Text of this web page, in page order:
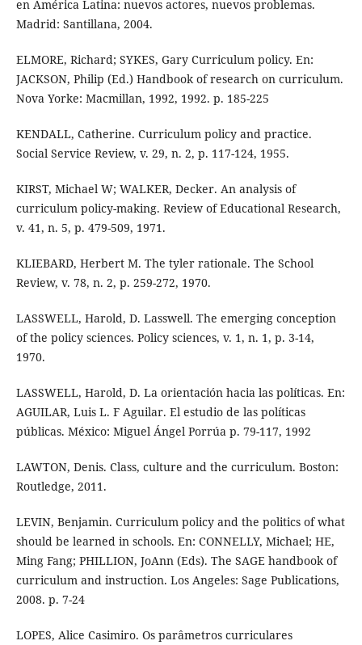
en América Latina: nuevos actores, nuevos problemas.
Madrid: Santillana, 2004.
ELMORE, Richard; SYKES, Gary Curriculum policy. En:
JACKSON, Philip (Ed.) Handbook of research on curriculum.
Nova Yorke: Macmillan, 1992, 1992. p. 185-225
KENDALL, Catherine. Curriculum policy and practice.
Social Service Review, v. 29, n. 2, p. 117-124, 1955.
KIRST, Michael W; WALKER, Decker. An analysis of
curriculum policy-making. Review of Educational Research,
v. 41, n. 5, p. 479-509, 1971.
KLIEBARD, Herbert M. The tyler rationale. The School
Review, v. 78, n. 2, p. 259-272, 1970.
LASSWELL, Harold, D. Lasswell. The emerging conception
of the policy sciences. Policy sciences, v. 1, n. 1, p. 3-14,
1970.
LASSWELL, Harold, D. La orientación hacia las políticas. En:
AGUILAR, Luis L. F Aguilar. El estudio de las políticas
públicas. México: Miguel Ángel Porrúa p. 79-117, 1992
LAWTON, Denis. Class, culture and the curriculum. Boston:
Routledge, 2011.
LEVIN, Benjamin. Curriculum policy and the politics of what
should be learned in schools. En: CONNELLY, Michael; HE,
Ming Fang; PHILLION, JoAnn (Eds). The SAGE handbook of
curriculum and instruction. Los Angeles: Sage Publications,
2008. p. 7-24
LOPES, Alice Casimiro. Os parâmetros curriculares